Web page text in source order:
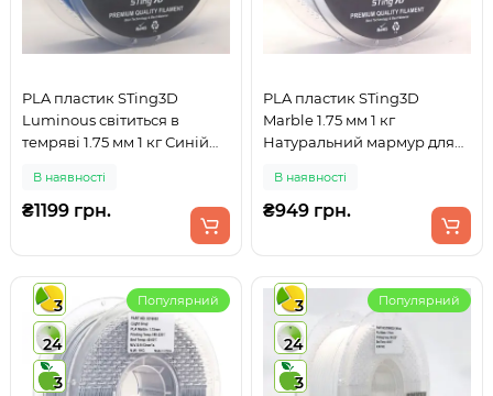
PLA пластик STing3D
Luminous світиться в
темряві 1.75 мм 1 кг Синій
В наявності
₴1199 грн.
PLA пластик STing3D
Marble 1.75 мм 1 кг
Натуральний мармур для
В наявності
₴949 грн.
3
24
3
Популярний
3
24
3
Популярний